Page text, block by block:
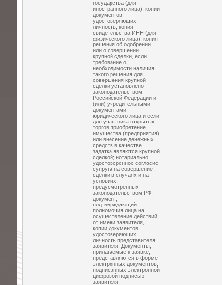
государства (для
иностранного лица), копии
документов,
удостоверяющих
личность, копия
свидетельства ИНН (для
физического лица); копия
решения об одобрении
или о совершении
крупной сделки, если
требование о
необходимости наличия
такого решения для
совершения крупной
сделки установлено
законодательством
Российской Федерации и
(или) учредительными
документами
юридического лица и если
для участника открытых
торгов приобретение
имущества (предприятия)
или внесение денежных
средств в качестве
задатка являются крупной
сделкой; нотариально
удостоверенное согласие
супруга на совершение
сделки в случаях и на
условиях,
предусмотренных
законодательством РФ;
документ,
подтверждающий
полномочия лица на
осуществление действий
от имени заявителя,
копии документов,
удостоверяющих
личность представителя
заявителя. Документы,
прилагаемые к заявке,
представляются в форме
электронных документов,
подписанных электронной
цифровой подписью
заявителя.